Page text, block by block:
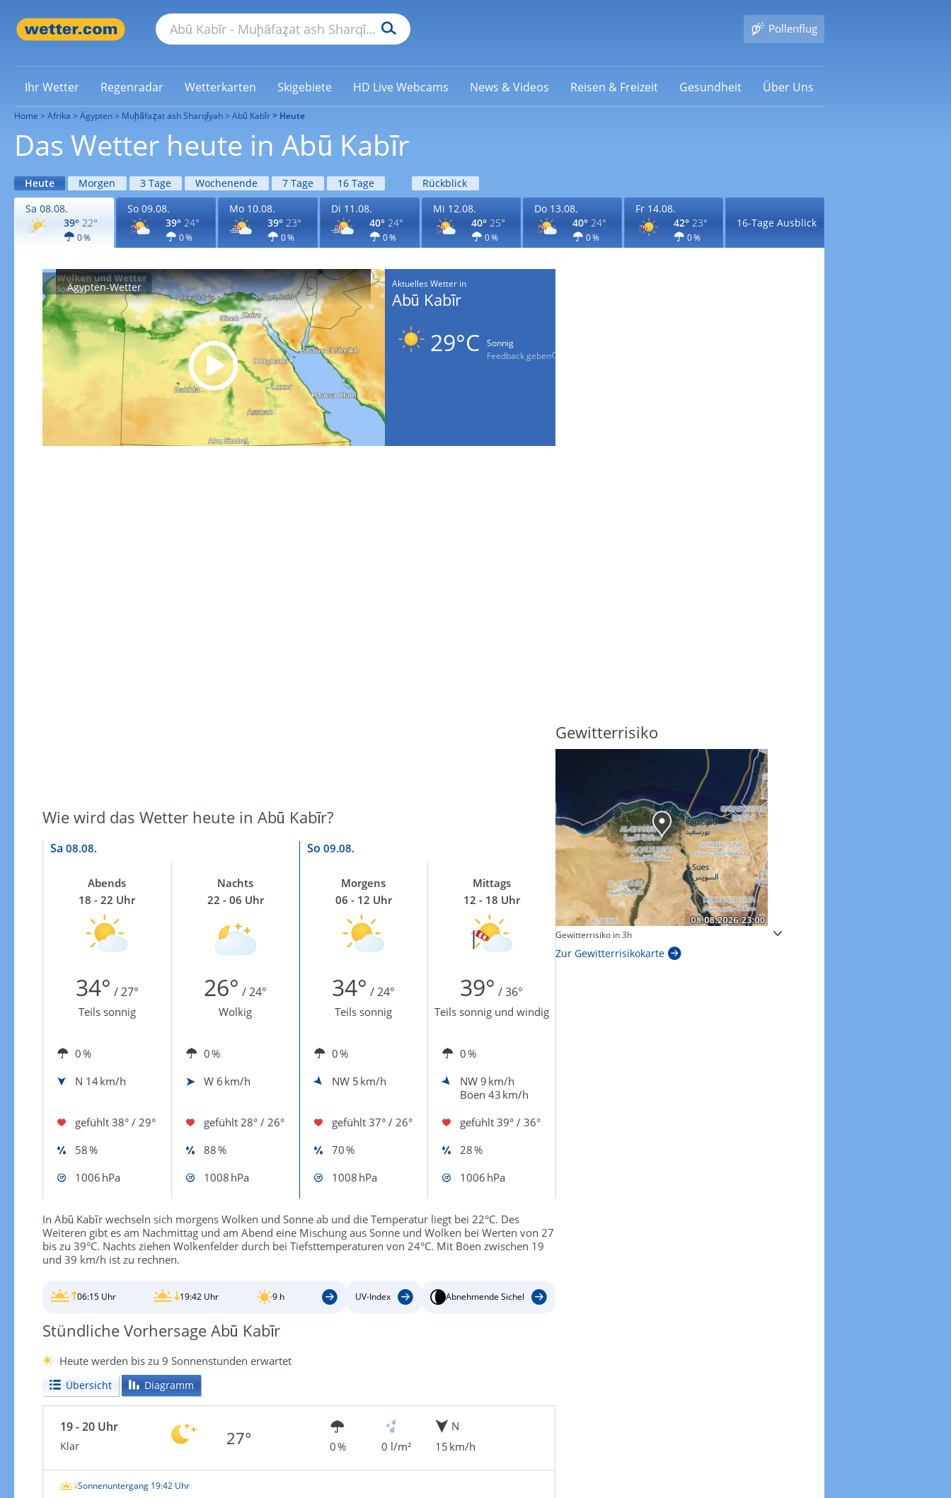
Pollenflug
Ihr Wetter Regenradar Wetterkarten Skigebiete HD Live Webcams News & Videos Reisen & Freizeit Gesundheit Über Uns
Home Afrika Ägypten Muḩāfaz̧at ash Sharqīyah Abū Kabīr Heute
Das Wetter heute in Abū Kabīr
Heute Morgen 3 Tage Wochenende 7 Tage 16 Tage
Rückblick
Sa 08.08.
39° 22°
0 %
So 09.08.
39° 24°
0 %
Mo 10.08.
39° 23°
0 %
Di 11.08.
40° 24°
0 %
Mi 12.08.
40° 25°
0 %
Do 13.08.
40° 24°
0 %
Fr 14.08.
42° 23°
0 %
16-Tage Ausblick
Ägypten-Wetter Aktuelles Wetter in
Abū Kabīr
29°C
Sonnig
Feedback geben
Wie wird das Wetter heute in Abū Kabīr?
Sa 08.08. So 09.08.
Abends
18 - 22 Uhr
Nachts
22 - 06 Uhr
Morgens
06 - 12 Uhr
Mittags
12 - 18 Uhr
34° / 27° 26° / 24° 34° / 24° 39° / 36°
Teils sonnig Wolkig Teils sonnig Teils sonnig und windig
0 % 0 % 0 %
0 %
N 14 km/h W 6 km/h NW 5 km/h NW 9 km/h
Böen 43 km/h
gefühlt 38° / 29° gefühlt 28° / 26° gefühlt 37° / 26° gefühlt 39° / 36°
58 %
88 % 70 %
28 %
1006 hPa
1008 hPa 1008 hPa 1006 hPa
In Abū Kabīr wechseln sich morgens Wolken und Sonne ab und die Temperatur liegt bei 22°C. Des
Weiteren gibt es am Nachmittag und am Abend eine Mischung aus Sonne und Wolken bei Werten von 27
bis zu 39°C. Nachts ziehen Wolkenfelder durch bei Tiefsttemperaturen von 24°C. Mit Böen zwischen 19
und 39 km/h ist zu rechnen.
06:15 Uhr 19:42 Uhr 9 h UV-Index Abnehmende Sichel
Stündliche Vorhersage Abū Kabīr
Heute werden bis zu 9 Sonnenstunden erwartet
Übersicht Diagramm
19 - 20 Uhr
Klar 27° 0 % 0 l/m²
N
15 km/h
Sonnenuntergang 19:42 Uhr
Windgeschwindigkeiten in 3h
Zur Windgeschwindigkeitenkarte
Sonnenschein heute
Zur Sonnenscheindauerkarte
Gewitterrisiko
Gewitterrisiko in 3h
Zur Gewitterrisikokarte
Windböen heute